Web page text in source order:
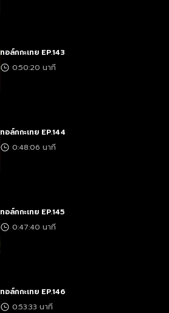
ทอล์กกะเทย EP.143
0:50:20 นาที
ทอล์กกะเทย EP.144
0:48:06 นาที
ทอล์กกะเทย EP.145
0:47:40 นาที
ทอล์กกะเทย EP.146
0:53:33 นาที